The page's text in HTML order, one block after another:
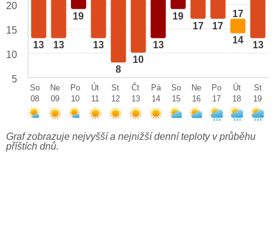
13 13
19
13
8
10
13
19
17 17
17
14 13
20
15
10
5
So
08
Ne
09
Po
10
Út
11
St
12
Čt
13
Pá
14
So
15
Ne
16
Po
17
Út
18
St
19
Graf zobrazuje nejvyšší a nejnižší denní teploty v průběhu
příštích dnů.